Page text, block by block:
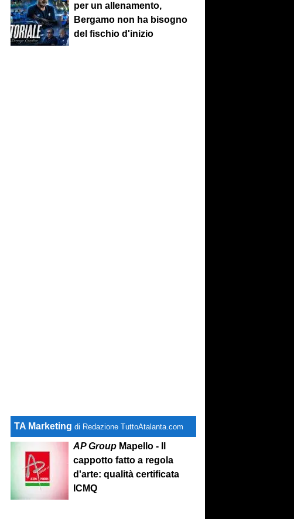
per un allenamento,
Bergamo non ha bisogno
del fischio d'inizio
TA Marketing di Redazione TuttoAtalanta.com
AP Group Mapello - Il
cappotto fatto a regola
d'arte: qualità certificata
ICMQ